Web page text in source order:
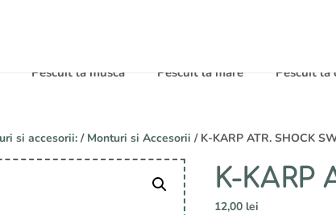
Pescuit la musca Pescuit la mare Pescuit la
si accesorii: / Monturi si Accesorii / K-KARP ATR. SHOCK
K-KARP
12,00 lei